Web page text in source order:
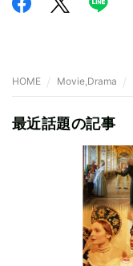
HOME Movie,Drama
最近話題の記事